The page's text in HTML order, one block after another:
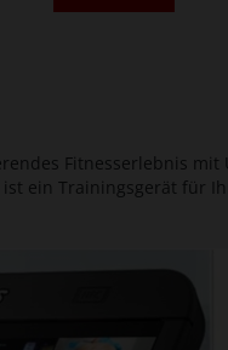
Fitnesserlebnis
ein Trainingsgerät für